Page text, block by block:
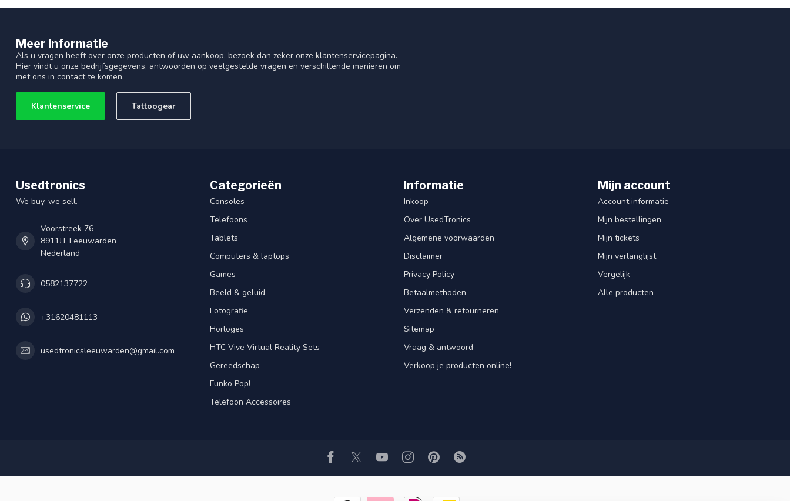
Meer informatie
Als u vragen heeft over onze producten of uw aankoop, bezoek dan zeker onze klantenservicepagina.
Hier vindt u onze bedrijfsgegevens, antwoorden op veelgestelde vragen en verschillende manieren om
met ons in contact te komen.
Klantenservice Tattoogear
Usedtronics
We buy, we sell.
Voorstreek 76
8911JT Leeuwarden
Nederland
0582137722
+31620481113
usedtronicsleeuwarden@gmail.com
Categorieën
Consoles
Telefoons
Tablets
Computers & laptops
Games
Beeld & geluid
Fotografie
Horloges
HTC Vive Virtual Reality Sets
Gereedschap
Funko Pop!
Telefoon Accessoires
Informatie
Inkoop
Over UsedTronics
Algemene voorwaarden
Disclaimer
Privacy Policy
Betaalmethoden
Verzenden & retourneren
Sitemap
Vraag & antwoord
Verkoop je producten online!
Mijn account
Account informatie
Mijn bestellingen
Mijn tickets
Mijn verlanglijst
Vergelijk
Alle producten